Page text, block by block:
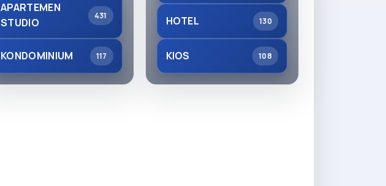
APARTEMEN
STUDIO
431
KONDOMINIUM 117
HOTEL 130
KIOS 108